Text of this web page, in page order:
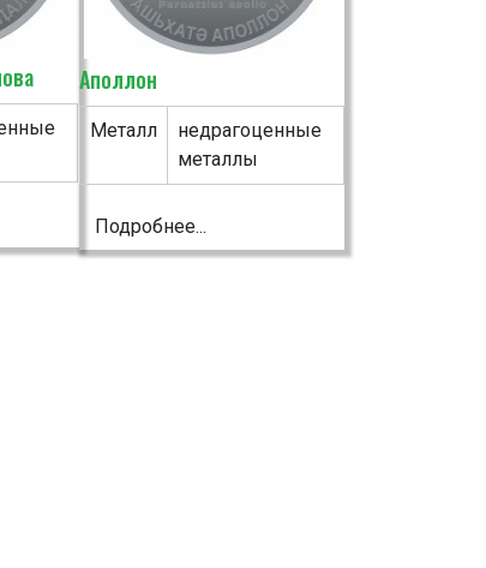
Аполлон
Металл
недрагоценные
металлы
Подробнее...